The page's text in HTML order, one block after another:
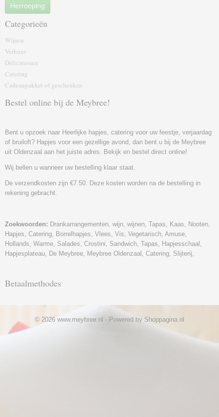
Herroeping
Categorieën
Wijnen
Verhuur
Delicatessen
Catering
Cadeaupakket of geschenk‎en
Bestel online bij de Meybree!
Bent u opzoek naar Heerlijke hapjes, catering voor uw feestje, verjaardag
of bruiloft? Hapjes voor een gezellige avond, dan bent u bij de Meybree
uit Oldenzaal aan het juiste adres. Bekijk en bestel direct online!
Wij bellen u wanneer uw bestelling klaar staat.
De verzendkosten zijn €7.50. Deze kosten worden na de bestelling in
rekening gebracht.
Zoekwoorden: Drankarrangementen, wijn, wijnen, Tapas, Kaas, Nooten,
Hapjes, Catering, Borrelhapjes, Vlees, Vis, Vegetarisch, Amuse,
Hollands, Warme, Salades, Crostini, Sandwich, Tapas, Hapjesschaal,
Hapjesplateau, De Meybree, Meybree Oldenzaal, Catering, Slijterij,
Betaalmethodes
© 2026 www.meybree.nl - Powered by Shoppagina.nl